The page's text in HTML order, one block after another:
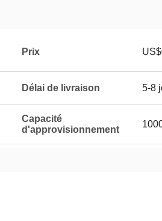
Prix
Délai de livraison 5-8
Capacité
d'approvisionnement